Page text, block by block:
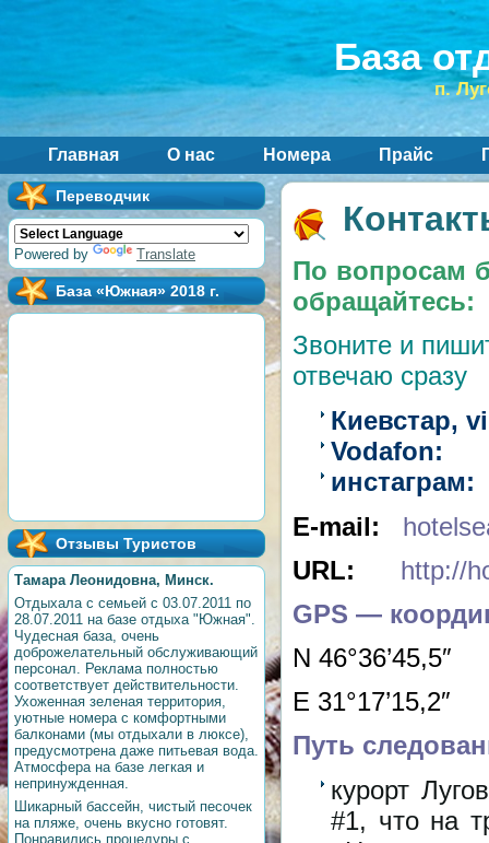
База
п.
Главная О нас Номера Прайс
Переводчик
Powered by Translate
База «Южная» 2018 г.
Отзывы Туристов
Тамара Леонидовна, Минск.
Отдыхала с семьей с 03.07.2011 по
28.07.2011 на базе отдыха "Южная".
Чудесная база, очень
доброжелательный обслуживающий
персонал. Реклама полностью
соответствует действительности.
Ухоженная зеленая территория,
уютные номера с комфортными
балконами (мы отдыхали в люксе),
предусмотрена даже питьевая вода.
Атмосфера на базе легкая и
непринужденная.
Шикарный бассейн, чистый песочек
на пляже, очень вкусно готовят.
Понравились процедуры с
По вопросам
обращайтесь:
Звоните и
отвечаю сразу
Киевстар,
E-mail:
URL: http://
GPS —
N 46°36’45,5″
E 31°17’15,2″
Путь
курорт
#1, что на